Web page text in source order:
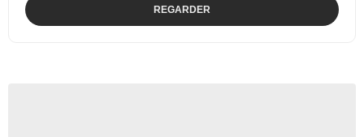
REGARDER